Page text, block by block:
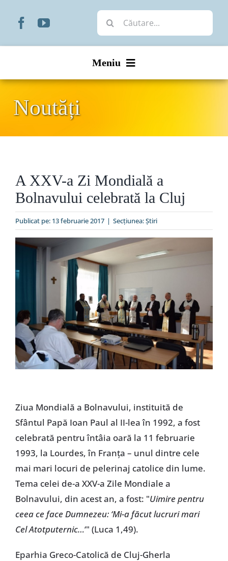
Cautare...
Meniu
Organizare
Liturgic
Special
Noutăți
A XXV-a Zi Mondială a
Bolnavului celebrată la Cluj
Publicat pe: 13 februarie 2017 | Secțiunea:Ştiri
Ziua Mondială a Bolnavului, instituită de
Sfântul Papă Ioan Paul al II-lea în 1992, a fost
celebrată pentru întâia oară la 11 februarie
1993, la Lourdes, în Franța – unul dintre cele
mai mari locuri de pelerinaj catolice din lume.
Tema celei de-a XXV-a Zile Mondiale a
Bolnavului, din acest an, a fost: "Uimire pentru
ceea ce face Dumnezeu: ‘Mi-a făcut lucruri mari
Cel Atotputernic…‘" (Luca 1,49).
Eparhia Greco-Catolică de Cluj-Gherla